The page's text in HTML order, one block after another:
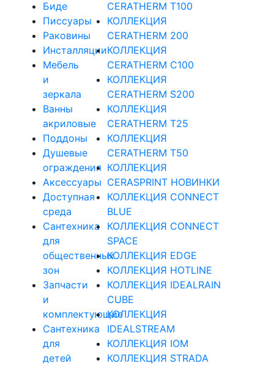
Биде
Писсуары
Раковины
Инсталляции
Мебель
и
зеркала
Ванны
акриловые
Поддоны
Душевые
ограждения
Аксессуары
Доступная
среда
Cантехника
для
общественных
зон
Запчасти
и
комплектующие
Сантехника
для
детей
CERATHERM T100
КОЛЛЕКЦИЯ
CERATHERM 200
КОЛЛЕКЦИЯ
CERATHERM C100
КОЛЛЕКЦИЯ
CERATHERM S200
КОЛЛЕКЦИЯ
CERATHERM T25
КОЛЛЕКЦИЯ
CERATHERM T50
КОЛЛЕКЦИЯ
CERASPRINT НОВИНКИ
КОЛЛЕКЦИЯ CONNECT
BLUE
КОЛЛЕКЦИЯ CONNECT
SPACE
КОЛЛЕКЦИЯ EDGE
КОЛЛЕКЦИЯ HOTLINE
КОЛЛЕКЦИЯ IDEALRAIN
CUBE
КОЛЛЕКЦИЯ
IDEALSTREAM
КОЛЛЕКЦИЯ IOM
КОЛЛЕКЦИЯ STRADA